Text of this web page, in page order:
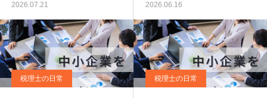
2026.07.21 2026.06.16
税理士の日常 税理士の日常